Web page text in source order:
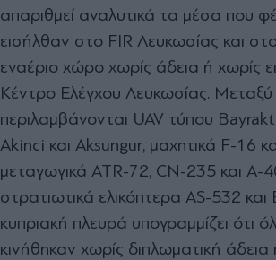
απαριθμεί αναλυτικά τα μέσα που
εισήλθαν στο FIR Λευκωσίας και
εναέριο χώρο χωρίς άδεια ή χωρίς
Κέντρο Ελέγχου Λευκωσίας.
περιλαμβάνονται UAV τύπου
Akinci και Aksungur, μαχητικά F-16
μεταγωγικά ATR-72, CN-235 και A-
στρατιωτικά ελικόπτερα AS-532
κυπριακή πλευρά υπογραμμίζει ότι
κινήθηκαν χωρίς διπλωματική άδεια